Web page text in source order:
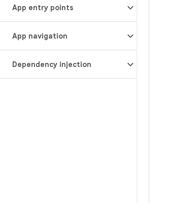
App entry points
App navigation
Dependency injection